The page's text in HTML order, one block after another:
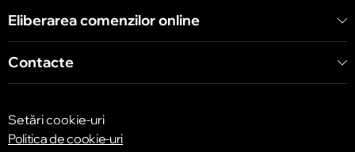
Chișinău
str. Arborilor 21, CC «Shopping MallDova»
Eliberarea comenzilor online
Contacte
Setări cookie-uri
Politica de cookie-uri